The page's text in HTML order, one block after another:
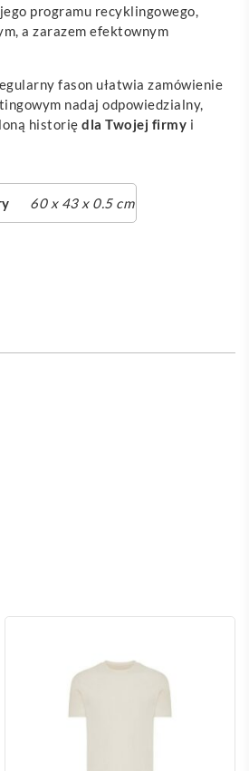
programu recyklingowego,
a zarazem efektownym
fason ułatwia zamówienie
nadaj odpowiedzialny,
historię dla Twojej firmy i
60 x 43 x 0.5 cm